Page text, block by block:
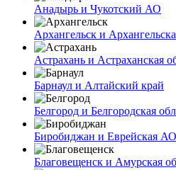
Анадырь и Чукотский АО
Архангельск и
Астрахань и Астраханская
Барнаул и Алтайский край
Белгород и Белгородская
Биробиджан и Еврейская АО
Благовещенск и Амурская